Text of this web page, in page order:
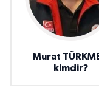
Murat
kimdir?